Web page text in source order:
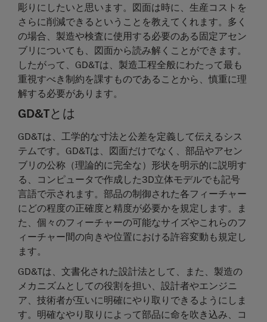
彫りにしたいと思います。図面は時に、生産コストを
さらに削減できるということを教えてくれます。多く
の場合、製造や検査に使用する必要のある固定アセン
ブリについても、図面から読み解くことができます。
したがって、GD&Tは、製造工程全般にわたって最も
重視すべき制約を課すものであることから、慎重に理
解する必要があります。
GD&Tとは
GD&Tは、工学的な寸法と公差を定義して伝えるシス
テムです。GD&Tは、図面だけでなく、部品やアセン
ブリの公称（理論的に完全な）形状を明示的に説明す
る、コンピュータで作成した3D立体モデルでも記号
言語で示されます。部品の制御された各フィーチャー
にどの程度の正確度と精度が必要かを規定します。ま
た、個々のフィーチャーの可能なサイズやこれらのフ
ィーチャー間の向きや位置における許容変動も規定し
ます。
GD&Tは、文書化された設計法として、また、製造の
メカニズムとしての役割を担い、設計者やエンジニ
ア、技術者が互いに明確にやり取りできるようにしま
す。明確なやり取りによって部品に命を吹き込み、コ